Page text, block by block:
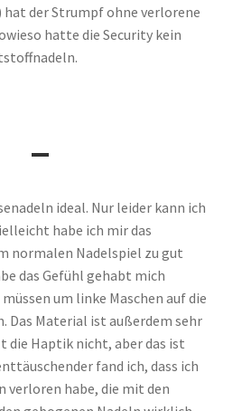
hat der Strumpf ohne verlorene
hatte die Security kein
–
ideal. Nur leider kann ich
habe ich mir das
normalen Nadelspiel zu gut
das Gefühl gehabt mich
um linke Maschen auf die
Das Material ist außerdem sehr
die Haptik nicht, aber das ist
fand ich, dass ich
verloren habe, die mit den